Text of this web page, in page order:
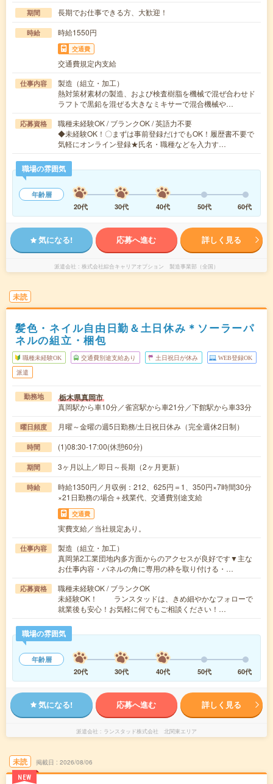
期間 長期でお仕事できる方、大歓迎！
時給 時給1550円
交通費
交通費規定内支給
仕事内容
製造（組立・加工）
熱対策材素材の製造、および検査樹脂を機械で混ぜ合わせド
ラフトで黒鉛を混ぜる大きなミキサーで混合機械や…
応募資格
職種未経験OK / ブランクOK / 英語力不要
◆未経験OK！〇まずは事前登録だけでもOK！履歴書不要で
気軽にオンライン登録★氏名・職種などを入力す…
職場の雰囲気
年齢層
20代
30代 40代 50代 60代
気になる! 応募へ進む 詳しく見る
派遣会社 株式会社綜合キャリアオプション 製造事業部（全国）
未読
髪色・ネイル自由日勤＆土日休み＊ソーラーパ
ネルの組立・梱包
職種未経験OK 交通費別途支給あり 土日祝日が休み WEB登録OK
派遣
勤務地 栃木県真岡市
真岡駅から車10分／雀宮駅から車21分／下館駅から車33分
曜日頻度 月曜～金曜の週5日勤務/土日祝日休み（完全週休2日制）
時間 (1)08:30-17:00(休憩60分)
期間 3ヶ月以上／即日～長期（2ヶ月更新）
時給
時給1350円／月収例：212、625円＝1、350円×7時間30分
×21日勤務の場合＋残業代、交通費別途支給
交通費
実費支給／当社規定あり。
仕事内容
製造（組立・加工）
真岡第2工業団地内多方面からのアクセスが良好です▼主な
お仕事内容・パネルの角に専用の枠を取り付ける・…
応募資格
職種未経験OK / ブランクOK
未経験OK！ ランスタッドは、きめ細やかなフォローで
就業後も安心！お気軽に何でもご相談ください！…
職場の雰囲気
年齢層
20代
30代 40代 50代 60代
気になる! 応募へ進む 詳しく見る
派遣会社 ランスタッド株式会社 北関東エリア
未読
NEW
掲載日 2026/08/06